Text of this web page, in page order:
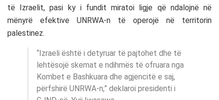
të Izraelit, pasi ky i fundit miratoi ligje që ndalojnë në
mënyrë efektive UNRWA-n të operojë në territorin
palestinez.
“Izraeli është i detyruar të pajtohet dhe të
lehtësojë skemat e ndihmës të ofruara nga
Kombet e Bashkuara dhe agjencitë e saj,
përfshirë UNRWA-n,” deklaroi presidenti i